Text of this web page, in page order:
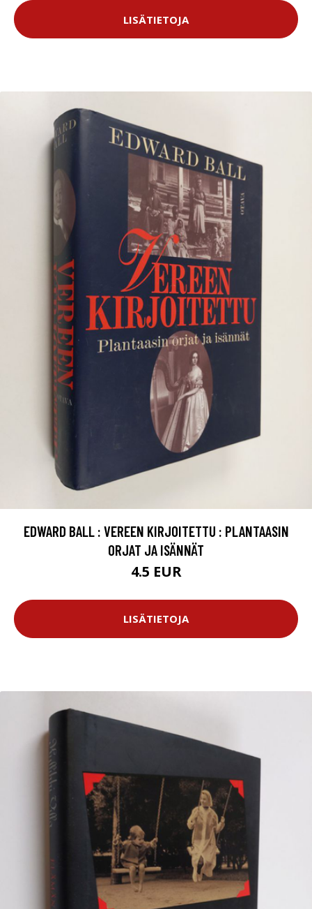
LISÄTIETOJA
EDWARD BALL : VEREEN KIRJOITETTU : PLANTAASIN
ORJAT JA ISÄNNÄT
4.5 EUR
LISÄTIETOJA